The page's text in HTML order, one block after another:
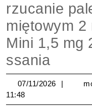
rzucanie
miętowym 2
Mini 1,5 mg
ssania
07/11/2026 07/11/
11:48